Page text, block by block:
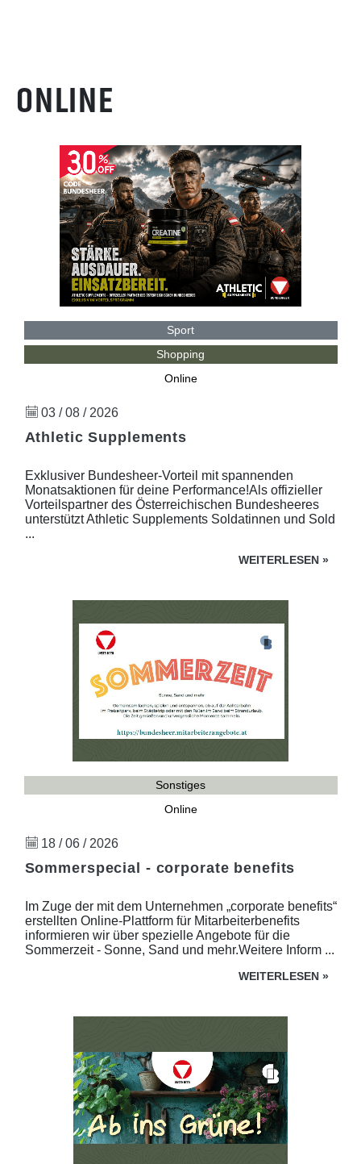
ONLINE
Sport
Shopping
Online
03 / 08 / 2026
Athletic Supplements
Exklusiver Bundesheer-Vorteil mit spannenden
Monatsaktionen für deine Performance!Als offizieller
Vorteilspartner des Österreichischen Bundesheeres
unterstützt Athletic Supplements Soldatinnen und Sold
...
WEITERLESEN »
Sonstiges
Online
18 / 06 / 2026
Sommerspecial - corporate benefits
Im Zuge der mit dem Unternehmen „corporate benefits“
erstellten Online-Plattform für Mitarbeiterbenefits
informieren wir über spezielle Angebote für die
Sommerzeit - Sonne, Sand und mehr.Weitere Inform ...
WEITERLESEN »